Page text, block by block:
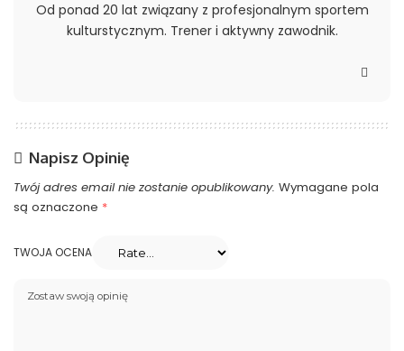
Od ponad 20 lat związany z profesjonalnym sportem
kulturstycznym. Trener i aktywny zawodnik.
Napisz Opinię
Twój adres email nie zostanie opublikowany. Wymagane pola
są oznaczone *
TWOJA OCENA